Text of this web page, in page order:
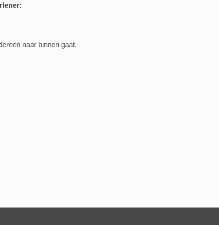
naar binnen gaat.